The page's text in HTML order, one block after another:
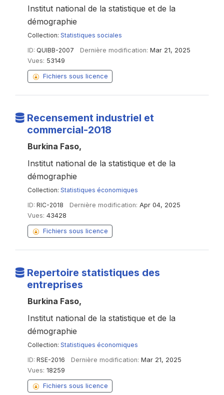
Institut national de la statistique et de la
démographie
Collection: Statistiques sociales
ID: QUIBB-2007 Dernière modification: Mar 21, 2025
Vues: 53149
Fichiers sous licence
Recensement industriel et
commercial-2018
Burkina Faso,
Institut national de la statistique et de la
démographie
Collection: Statistiques économiques
ID: RIC-2018 Dernière modification: Apr 04, 2025
Vues: 43428
Fichiers sous licence
Repertoire statistiques des
entreprises
Burkina Faso,
Institut national de la statistique et de la
démographie
Collection: Statistiques économiques
ID: RSE-2016 Dernière modification: Mar 21, 2025
Vues: 18259
Fichiers sous licence